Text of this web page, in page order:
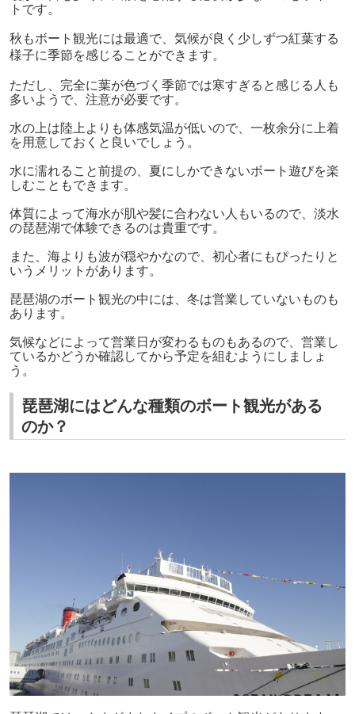
トです。
秋もボート観光には最適で、 気候が良く少しずつ紅葉する
様子に季節を感じることができます。
ただし、完全に葉が色づく季節では寒すぎると感じる人も
多いようで、注意が必要です。
水の上は陸上よりも体感気温が低いので、一枚余分に上着
を用意しておくと良いでしょう。
水に濡れること前提の、夏にしかできないボート遊びを楽
しむこともできます。
体質によって海水が肌や髪に合わない人もいるので、淡水
の琵琶湖で体験できるのは貴重です。
また、海よりも波が穏やかなので、初心者にもぴったりと
いうメリットがあります。
琵琶湖のボート観光の中には、冬は営業していないものも
あります。
気候などによって営業日が変わるものもあるので、営業し
ているかどうか確認してから予定を組むようにしましょ
う。
琵琶湖にはどんな種類のボート観光がある
のか？